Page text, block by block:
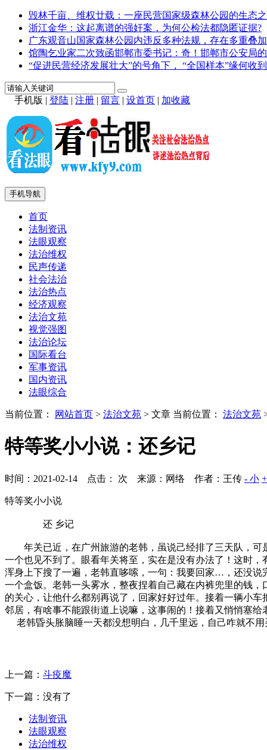
毁林千亩、维权廿载：一座民营国家级森林公园的生态
浙江金华：这起离谱的强奸案，为何公检法都隐匿证据?
广东观音山国家森林公园内违反多种法规，存在多重叠
馆陶乞业家二次致函邯郸市委书记：奇！邯郸市公安局
“促进民营经济发展壮大”的号角下， “全国样本”缘何收
手机版 | 登陆 | 注册 | 留言 | 设首页 | 加收藏
手机导航
首页
法制资讯
法眼观察
法治维权
民声传递
社会法治
法治热点
经济观察
法治文苑
视觉强图
法治论坛
国际看台
军事资讯
国内资讯
法眼综合
当前位置： 网站首页 > 法治文苑 > 文章 当前位置： 法治文苑
特等奖小小说：还乡记
时间：2021-02-14 点击： 次 来源：网络 作者：王传 - 小
特等奖小小说
还 乡记
年关已近，在广州旅游的老韩，虽说己经排了三天队，可
一个也见不到了。眼看年关将至，实在是没有办法了！这时
浑身上下搜了一遍，老韩直哆嗦，一句：我要回家…，还没
一个盒饭。老韩一头雾水，整夜捏着自己藏在内裤兜里的钱
的关心，让他什么都别再说了，回家好好过年。接着一辆小
邻居，有啥事不能跟街道上说嘛，这事闹的！接着又悄悄塞给
老韩昏头胀脑睡一天都没想明白，几千里远，自己咋就不
上一篇： 斗疫魔
下一篇：没有了
法制资讯
法眼观察
法治维权